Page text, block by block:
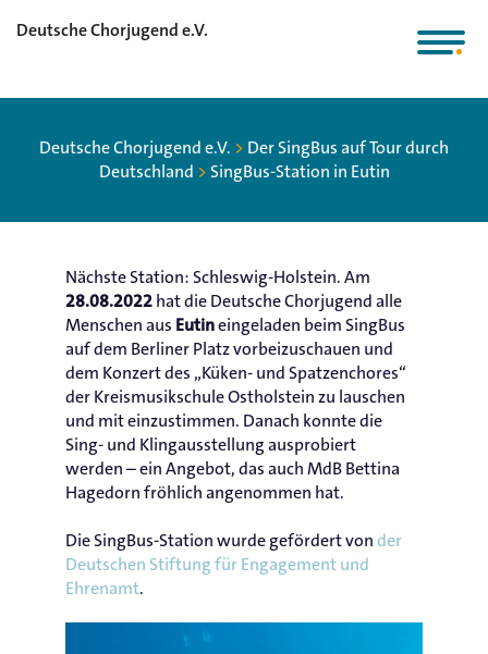
Deutsche Chorjugend e.V.
Deutsche Chorjugend e.V. > Der SingBus auf Tour durch
Deutschland > SingBus-Station in Eutin
Nächste Station: Schleswig-Holstein. Am
28.08.2022 hat die Deutsche Chorjugend alle
Menschen aus Eutineingeladen beim SingBus
auf dem Berliner Platz vorbeizuschauen und
dem Konzert des „Küken- und Spatzenchores“
der Kreismusikschule Ostholstein zu lauschen
und mit einzustimmen. Danach konnte die
Sing- und Klingausstellung ausprobiert
werden – ein Angebot, das auch MdB Bettina
Hagedorn fröhlich angenommen hat.
Die SingBus-Station wurde gefördert vonder
Deutschen Stiftung für Engagement und
Ehrenamt.